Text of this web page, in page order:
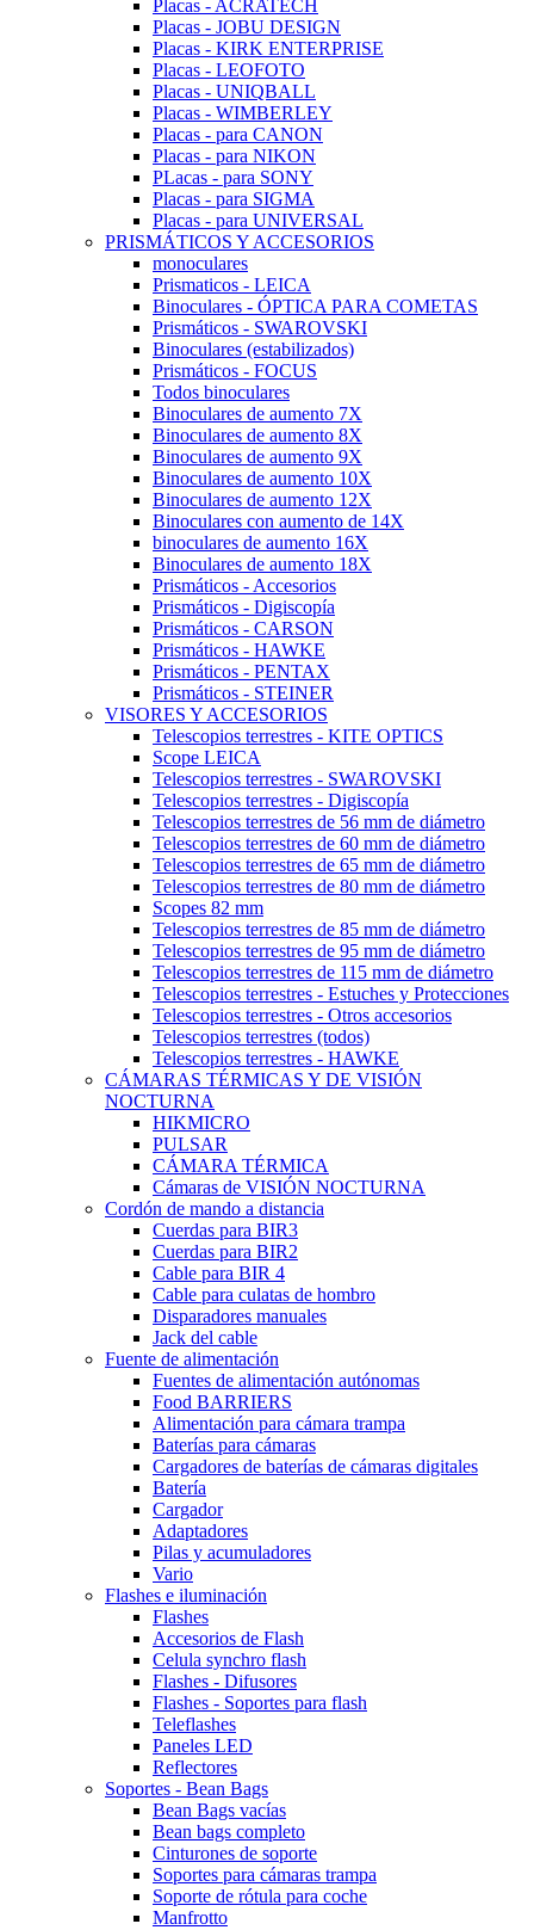
Placas - ACRATECH
Placas - JOBU DESIGN
Placas - KIRK ENTERPRISE
Placas - LEOFOTO
Placas - UNIQBALL
Placas - WIMBERLEY
Placas - para CANON
Placas - para NIKON
PLacas - para SONY
Placas - para SIGMA
Placas - para UNIVERSAL
PRISMÁTICOS Y ACCESORIOS
monoculares
Prismaticos - LEICA
Binoculares - ÓPTICA PARA COMETAS
Prismáticos - SWAROVSKI
Binoculares (estabilizados)
Prismáticos - FOCUS
Todos binoculares
Binoculares de aumento 7X
Binoculares de aumento 8X
Binoculares de aumento 9X
Binoculares de aumento 10X
Binoculares de aumento 12X
Binoculares con aumento de 14X
binoculares de aumento 16X
Binoculares de aumento 18X
Prismáticos - Accesorios
Prismáticos - Digiscopía
Prismáticos - CARSON
Prismáticos - HAWKE
Prismáticos - PENTAX
Prismáticos - STEINER
VISORES Y ACCESORIOS
Telescopios terrestres - KITE OPTICS
Scope LEICA
Telescopios terrestres - SWAROVSKI
Telescopios terrestres - Digiscopía
Telescopios terrestres de 56 mm de diámetro
Telescopios terrestres de 60 mm de diámetro
Telescopios terrestres de 65 mm de diámetro
Telescopios terrestres de 80 mm de diámetro
Scopes 82 mm
Telescopios terrestres de 85 mm de diámetro
Telescopios terrestres de 95 mm de diámetro
Telescopios terrestres de 115 mm de diámetro
Telescopios terrestres - Estuches y Protecciones
Telescopios terrestres - Otros accesorios
Telescopios terrestres (todos)
Telescopios terrestres - HAWKE
CÁMARAS TÉRMICAS Y DE VISIÓN
NOCTURNA
HIKMICRO
PULSAR
CÁMARA TÉRMICA
Cámaras de VISIÓN NOCTURNA
Cordón de mando a distancia
Cuerdas para BIR3
Cuerdas para BIR2
Cable para BIR 4
Cable para culatas de hombro
Disparadores manuales
Jack del cable
Fuente de alimentación
Fuentes de alimentación autónomas
Food BARRIERS
Alimentación para cámara trampa
Baterías para cámaras
Cargadores de baterías de cámaras digitales
Batería
Cargador
Adaptadores
Pilas y acumuladores
Vario
Flashes e iluminación
Flashes
Accesorios de Flash
Celula synchro flash
Flashes - Difusores
Flashes - Soportes para flash
Teleflashes
Paneles LED
Reflectores
Soportes - Bean Bags
Bean Bags vacías
Bean bags completo
Cinturones de soporte
Soportes para cámaras trampa
Soporte de rótula para coche
Manfrotto